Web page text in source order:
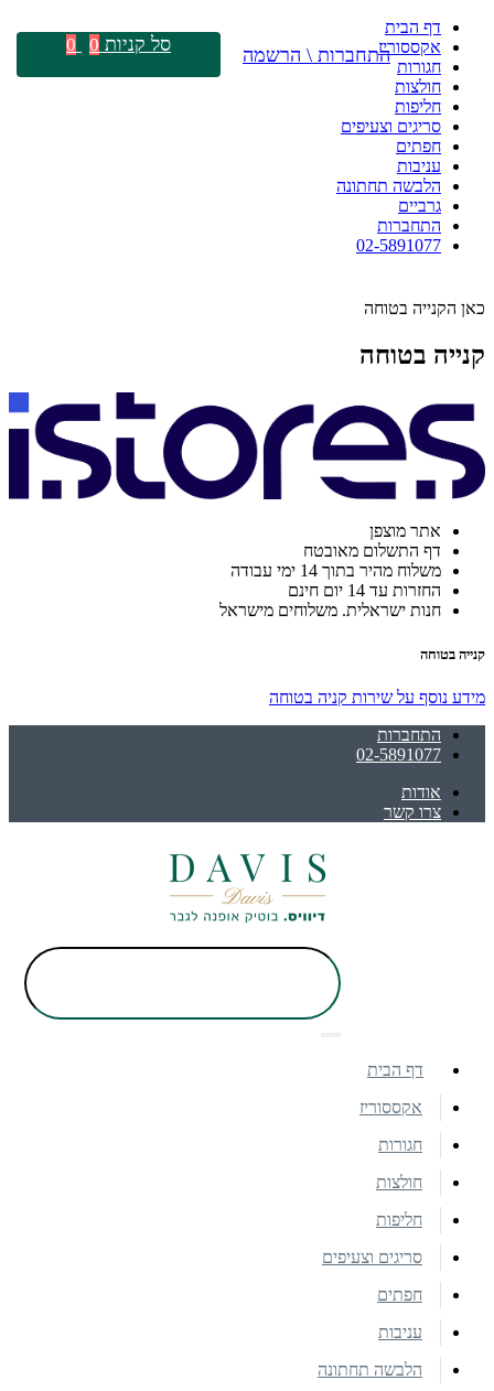
דף הבית
אקססוריז
חגורות
חולצות
חליפות
סריגים וצעיפים
חפתים
עניבות
הלבשה תחתונה
גרביים
התחברות
02-5891077
כאן הקנייה בטוחה
קנייה בטוחה
אתר מוצפן
דף התשלום מאובטח
משלוח מהיר בתוך 14 ימי עבודה
החזרות עד 14 יום חינם
חנות ישראלית. משלוחים מישראל
קנייה בטוחה
מידע נוסף על שירות קניה בטוחה
התחברות
02-5891077
אודות
צרו קשר
התחברות \ הרשמה סל קניות 0
0
דף הבית
אקססוריז
חגורות
חולצות
חליפות
סריגים וצעיפים
חפתים
עניבות
הלבשה תחתונה